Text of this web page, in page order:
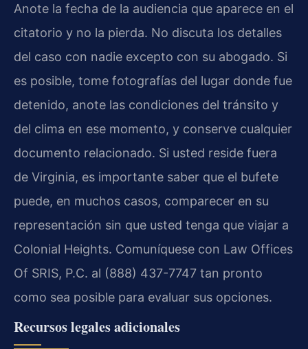
Anote la fecha de la audiencia que aparece en el
citatorio y no la pierda. No discuta los detalles
del caso con nadie excepto con su abogado. Si
es posible, tome fotografías del lugar donde fue
detenido, anote las condiciones del tránsito y
del clima en ese momento, y conserve cualquier
documento relacionado. Si usted reside fuera
de Virginia, es importante saber que el bufete
puede, en muchos casos, comparecer en su
representación sin que usted tenga que viajar a
Colonial Heights. Comuníquese con Law Offices
Of SRIS, P.C. al (888) 437-7747 tan pronto
como sea posible para evaluar sus opciones.
Recursos legales adicionales